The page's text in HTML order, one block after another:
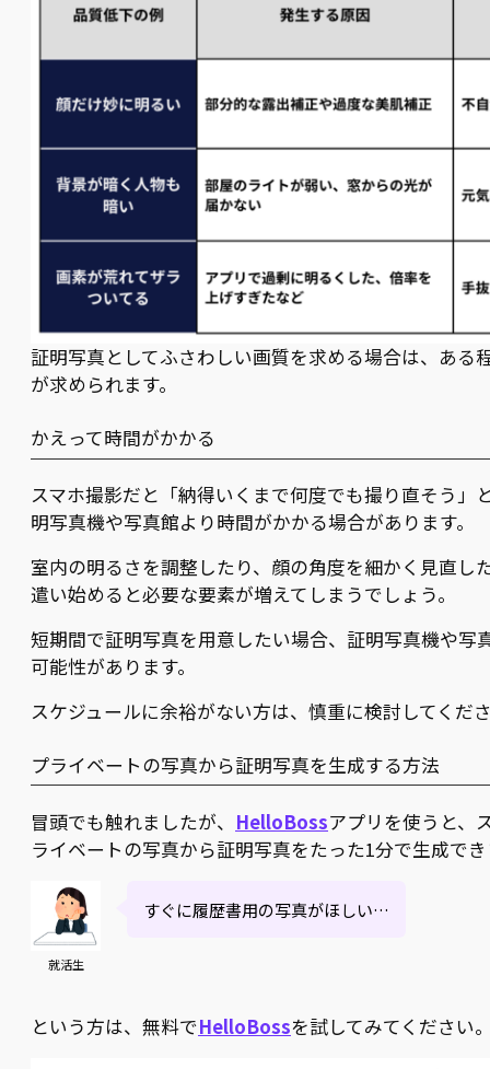
証明写真としてふさわしい画質を求める場合は、ある
が求められます。
かえって時間がかかる
スマホ撮影だと「納得いくまで何度でも撮り直そう」
明写真機や写真館より時間がかかる場合があります。
室内の明るさを調整したり、顔の角度を細かく見直し
遣い始めると必要な要素が増えてしまうでしょう。
短期間で証明写真を用意したい場合、証明写真機や写
可能性があります。
スケジュールに余裕がない方は、慎重に検討してくだ
プライベートの写真から証明写真を生成する方法
冒頭でも触れましたが、 HelloBossアプリを使うと、
ライベートの写真から証明写真をたった1分で生成で
就活生
すぐに履歴書用の写真がほしい…
という方は、無料でHelloBossを試してみてください